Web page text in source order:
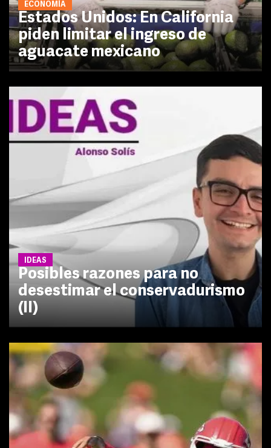
ECONOMÍA
Estados Unidos: En California
piden limitar el ingreso de
aguacate mexicano
IDEAS
Posibles razones para no
desestimar el conservadurismo
(II)